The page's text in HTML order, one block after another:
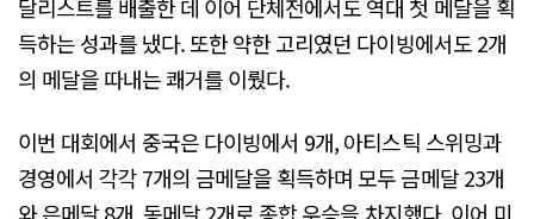
달리스트를 배출한 데 이어 단체전에서도 역대 첫 메달을 획
득하는 성과를 냈다. 또한 약한 고리였던 다이빙에서도 2개
의 메달을 따내는 쾌거를 이뤘다.
이번 대회에서 중국은 다이빙에서 9개, 아티스틱 스위밍과
경영에서 각각 7개의 금메달을 획득하며 모두 금메달 23개